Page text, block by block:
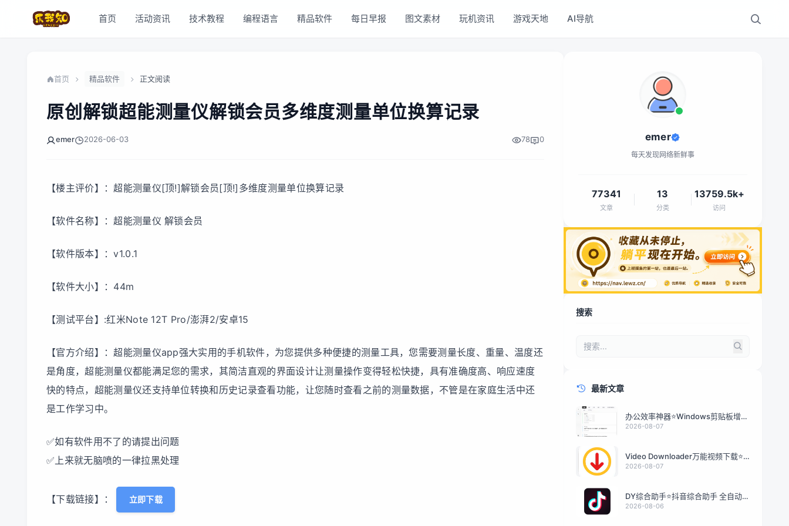
首页 活动资讯 技术教程 编程语言 精品软件 每日早报 图文素材 玩机资讯 游戏天地 AI导航
首页 精品软件 正文阅读
原创解锁超能测量仪解锁会员多维度测量单位换算记录
emer 2026-06-03 78 0
【楼主评价】：超能测量仪[顶!]解锁会员[顶!]多维度测量单位换算记录
【软件名称】：超能测量仪 解锁会员
【软件版本】：v1.0.1
【软件大小】：44m
【测试平台】:红米Note 12T Pro/澎湃2/安卓15
【官方介绍】：超能测量仪app强大实用的手机软件，为您提供多种便捷的测量工具，您需要测量长度、重量、温度还
是角度，超能测量仪都能满足您的需求，其简洁直观的界面设计让测量操作变得轻松快捷，具有准确度高、响应速度
快的特点，超能测量仪还支持单位转换和历史记录查看功能，让您随时查看之前的测量数据，不管是在家庭生活中还
是工作学习中。
✅如有软件用不了的请提出问题
✅上来就无脑喷的一律拉黑处理
【下载链接】： 立即下载
emer
每天发现网络新鲜事
77341
文章
13
分类
13759.5k+
访问
搜索
最新文章
办公效率神器⭐Windows剪贴板增强
工具
2026-08-07
Video Downloader万能视频下载⭐
解锁会员⭐
2026-08-07
DY综合助手⭐抖音综合助手 全自动化
脚本⭐
2026-08-06